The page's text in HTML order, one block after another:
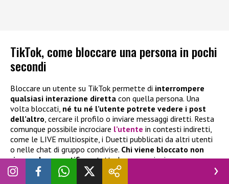
TikTok, come bloccare una persona in pochi
secondi
Bloccare un utente su TikTok permette di interrompere
qualsiasi interazione diretta con quella persona. Una
volta bloccati, né tu né l’utente potrete vedere i post
dell’altro , cercare il profilo o inviare messaggi diretti. Resta
comunque possibile incrociare l’utente in contesti indiretti,
come le LIVE multiospite, i Duetti pubblicati da altri utenti
o nelle chat di gruppo condivise. Chi viene bloccato non
riceve alcuna notificae tutte le connessioni pregresse,
come amicizie o commenti, vengono rimosse
automaticamente, garantendo discrezione e protezione